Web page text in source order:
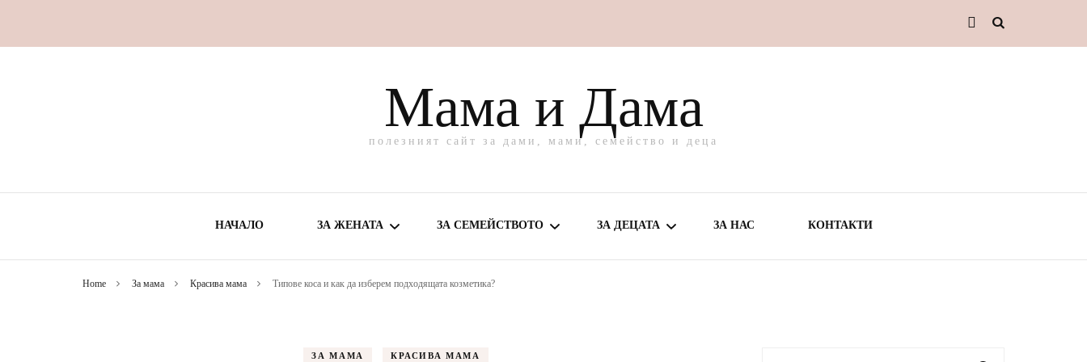
Мама и Дама
полезният сайт за дами, мами, семейство и деца
НАЧАЛО ЗА ЖЕНАТА ЗА СЕМЕЙСТВОТО ЗА ДЕЦАТА ЗА НАС КОНТАКТИ
Home За мама Красива мама Типове коса и как да изберем подходящата козметика?
ЗА МАМА КРАСИВА МАМА